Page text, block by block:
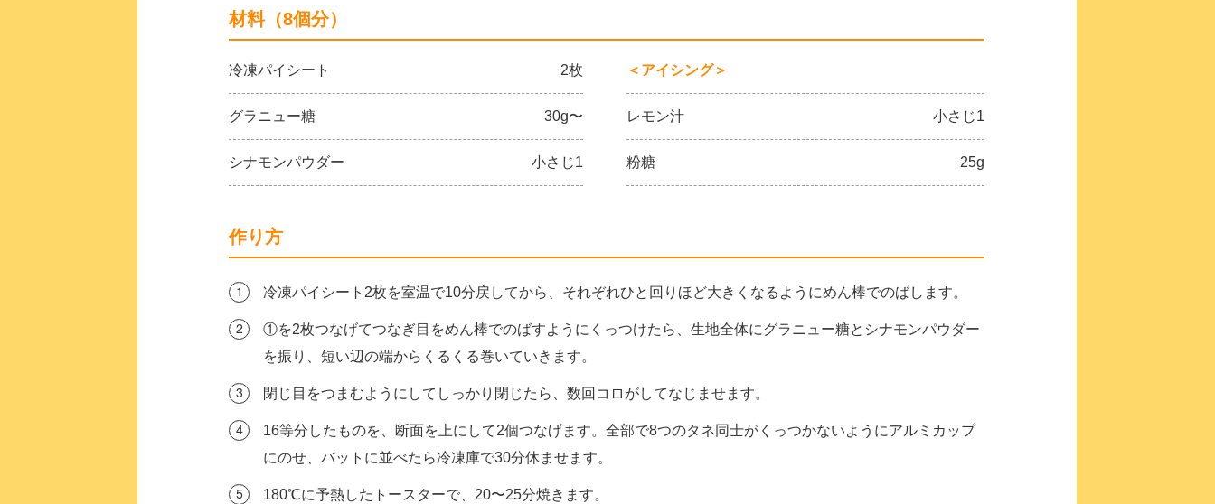
材料（8個分）
冷凍パイシート 2枚
グラニュー糖 30g〜
シナモンパウダー 小さじ1
＜アイシング＞
レモン汁 小さじ1
粉糖 25g
作り方
冷凍パイシート2枚を室温で10分戻してから、それぞれひと回りほど大きくなるようにめん棒でのばします。
①を2枚つなげてつなぎ目をめん棒でのばすようにくっつけたら、生地全体にグラニュー糖とシナモンパウダー
を振り、短い辺の端からくるくる巻いていきます。
閉じ目をつまむようにしてしっかり閉じたら、数回コロがしてなじませます。
16等分したものを、断面を上にして2個つなげます。全部で8つのタネ同士がくっつかないようにアルミカップ
にのせ、バットに並べたら冷凍庫で30分休ませます。
180℃に予熱したトースターで、20〜25分焼きます。